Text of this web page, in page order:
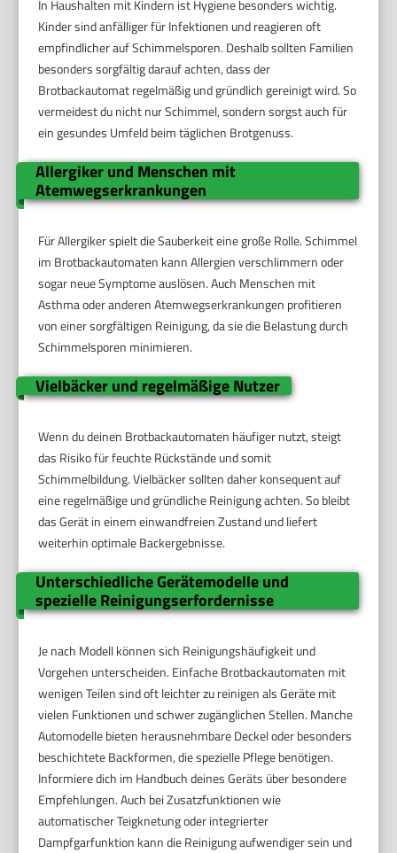
In Haushalten mit Kindern ist Hygiene besonders wichtig.
Kinder sind anfälliger für Infektionen und reagieren oft
empfindlicher auf Schimmelsporen. Deshalb sollten Familien
besonders sorgfältig darauf achten, dass der
Brotbackautomat regelmäßig und gründlich gereinigt wird. So
vermeidest du nicht nur Schimmel, sondern sorgst auch für
ein gesundes Umfeld beim täglichen Brotgenuss.
Allergiker und Menschen mit
Atemwegserkrankungen
Für Allergiker spielt die Sauberkeit eine große Rolle. Schimmel
im Brotbackautomaten kann Allergien verschlimmern oder
sogar neue Symptome auslösen. Auch Menschen mit
Asthma oder anderen Atemwegserkrankungen profitieren
von einer sorgfältigen Reinigung, da sie die Belastung durch
Schimmelsporen minimieren.
Vielbäcker und regelmäßige Nutzer
Wenn du deinen Brotbackautomaten häufiger nutzt, steigt
das Risiko für feuchte Rückstände und somit
Schimmelbildung. Vielbäcker sollten daher konsequent auf
eine regelmäßige und gründliche Reinigung achten. So bleibt
das Gerät in einem einwandfreien Zustand und liefert
weiterhin optimale Backergebnisse.
Unterschiedliche Gerätemodelle und
spezielle Reinigungserfordernisse
Je nach Modell können sich Reinigungshäufigkeit und
Vorgehen unterscheiden. Einfache Brotbackautomaten mit
wenigen Teilen sind oft leichter zu reinigen als Geräte mit
vielen Funktionen und schwer zugänglichen Stellen. Manche
Automodelle bieten herausnehmbare Deckel oder besonders
beschichtete Backformen, die spezielle Pflege benötigen.
Informiere dich im Handbuch deines Geräts über besondere
Empfehlungen. Auch bei Zusatzfunktionen wie
automatischer Teigknetung oder integrierter
Dampfgarfunktion kann die Reinigung aufwendiger sein und